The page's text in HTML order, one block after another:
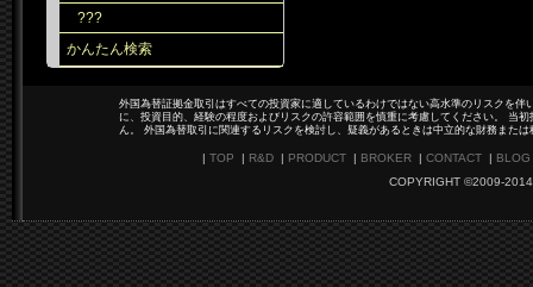
???
かんたん検索
外国為替証拠金取引はすべての投資家に適しているわけではない高水準のリスクを
に、投資目的、経験の程度およびリスクの許容範囲を慎重に考慮してください。 当
ん。 外国為替取引に関連するリスクを検討し、疑義があるときは中立的な財務また
| TOP | R&D| PRODUCT| BROKER| CONTACT| BLOG
COPYRIGHT ©2009-